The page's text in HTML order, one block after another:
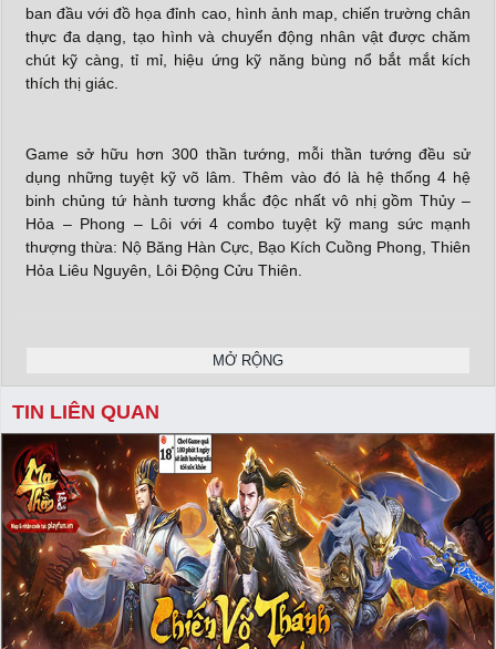
ban đầu với đồ họa đỉnh cao, hình ảnh map, chiến trường chân
thực đa dạng, tạo hình và chuyển động nhân vật được chăm
chút kỹ càng, tỉ mỉ, hiệu ứng kỹ năng bùng nổ bắt mắt kích
thích thị giác.
Game sở hữu hơn 300 thần tướng, mỗi thần tướng đều sử
dụng những tuyệt kỹ võ lâm. Thêm vào đó là hệ thống 4 hệ
binh chủng tứ hành tương khắc độc nhất vô nhị gồm Thủy –
Hỏa – Phong – Lôi với 4 combo tuyệt kỹ mang sức mạnh
thượng thừa: Nộ Băng Hàn Cực, Bạo Kích Cuồng Phong, Thiên
Hỏa Liêu Nguyên, Lôi Động Cửu Thiên.
lượt để đánh, không cố định vị trí tướng. Các tướng được tự do
di chuyển, né đòn, sử dụng kỹ năng định hướng. Người chơi có
thể lựa chọn nhiều kiểu đánh theo chiến thuật của mình như
đánh du kích, thả diều, tập kích, dồn quái vào góc thả nộ, câm
lặng boss,…
X
MỞ RỘNG
TIN LIÊN QUAN